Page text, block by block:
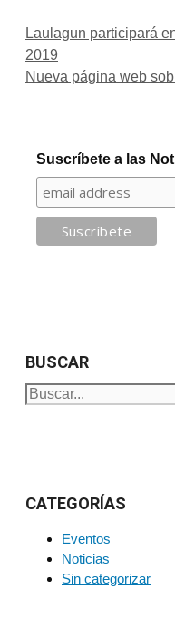
Laulagun participará
2019
Nueva página web
Suscríbete a las
BUSCAR
Buscar:
CATEGORÍAS
Eventos
Noticias
Sin categorizar